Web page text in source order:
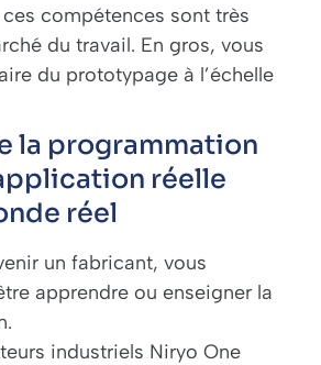
compétences sont très
du travail. En gros, vous
du prototypage à l’échelle
la programmation
réelle
réel
un fabricant, vous
apprendre ou enseigner la
industriels Niryo One